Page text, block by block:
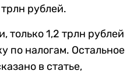
рублей.
только 1,2 трлн рублей
по налогам. Остальное
в статье,